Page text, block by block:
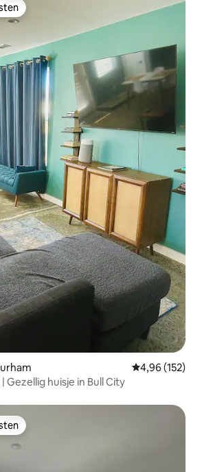
Gemiddelde
4,96 (152)
Gezellig huisje in Bull City